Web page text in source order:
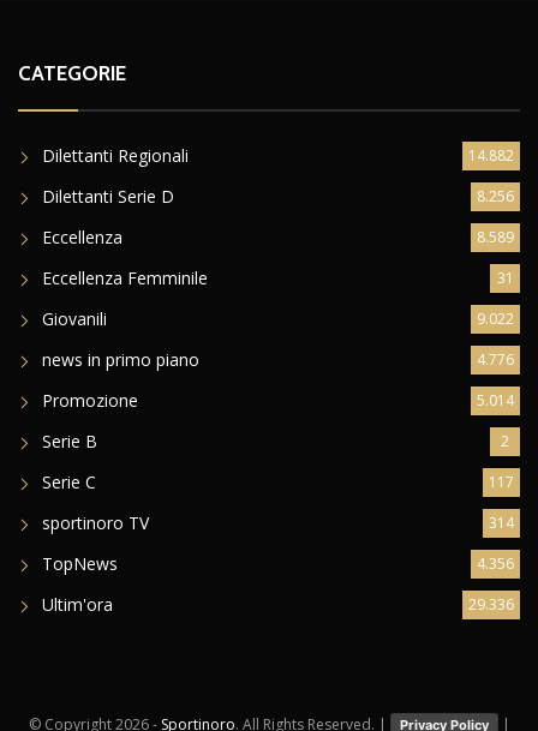
CATEGORIE
Dilettanti Regionali 14.882
Dilettanti Serie D 8.256
Eccellenza 8.589
Eccellenza Femminile 31
Giovanili 9.022
news in primo piano 4.776
Promozione 5.014
Serie B 2
Serie C 117
sportinoro TV 314
TopNews 4.356
Ultim'ora 29.336
© Copyright2026 - Sportinoro. All Rights Reserved. | Privacy Policy |